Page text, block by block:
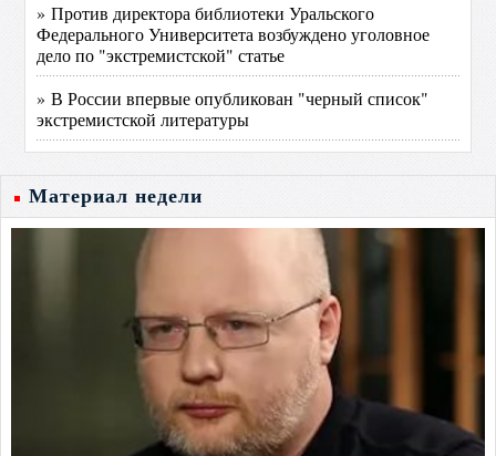
» Против директора библиотеки Уральского
Федерального Университета возбуждено уголовное
дело по "экстремистской" статье
» В России впервые опубликован "черный список"
экстремистской литературы
Материал недели